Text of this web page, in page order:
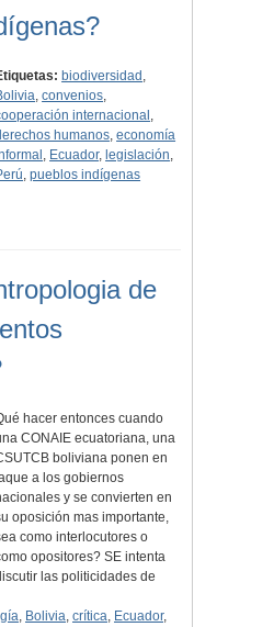
biodiversidad ,
,convenios,
internacional ,
humanos,economía
, Ecuador, legislación,
,pueblos indígenas
de
hacer entonces cuando
CONAIE ecuatoriana, una
boliviana ponen en
a los gobiernos
y se convierten en
oposición mas importante,
como interlocutores o
opositores? SE intenta
las politicidades de
, Bolivia, crítica, Ecuador,